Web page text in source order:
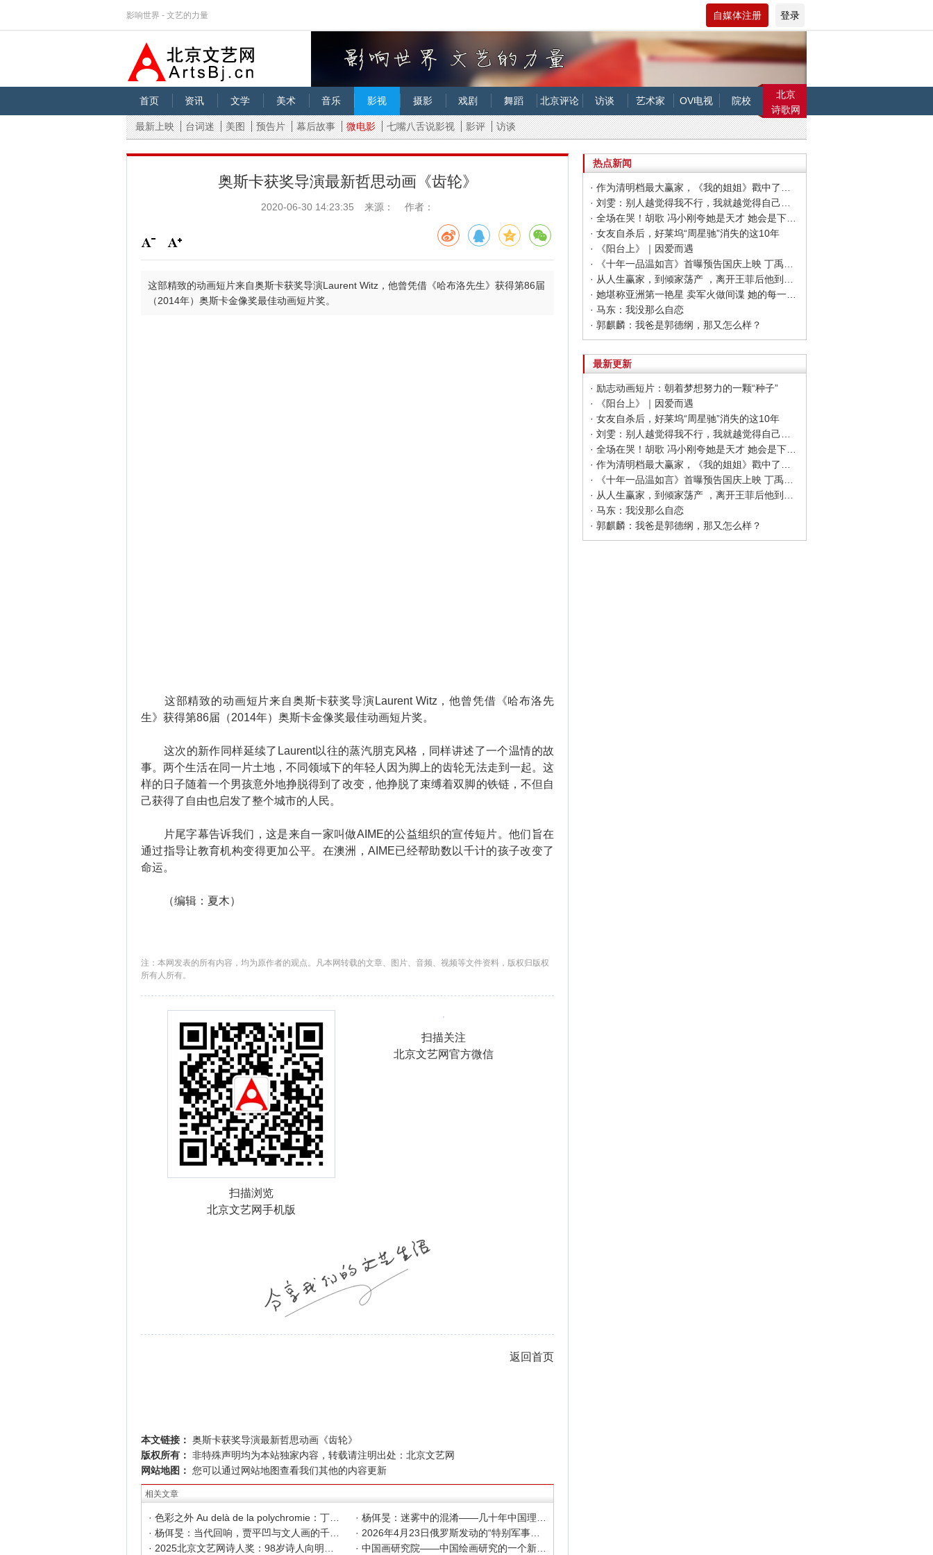
影响世界 - 文艺的力量 自媒体注册 登录
首页 资讯 文学 美术 音乐 影视 摄影 戏剧 舞蹈 北京评论 访谈 艺术家 OV电视 院校
北京
诗歌网
最新上映
台词迷 美图 预告片 幕后故事 微电影 七嘴八舌说影视 影评 访谈
奥斯卡获奖导演最新哲思动画《齿轮》
2020-06-30 14:23:35 来源： 作者：
这部精致的动画短片来自奥斯卡获奖导演Laurent Witz，他曾凭借《哈布洛先生》获得第86届
（2014年）奥斯卡金像奖最佳动画短片奖。
这部精致的动画短片来自奥斯卡获奖导演Laurent Witz，他曾凭借《哈布洛先
生》获得第86届（2014年）奥斯卡金像奖最佳动画短片奖。
这次的新作同样延续了Laurent以往的蒸汽朋克风格，同样讲述了一个温情的故
事。两个生活在同一片土地，不同领域下的年轻人因为脚上的齿轮无法走到一起。这
样的日子随着一个男孩意外地挣脱得到了改变，他挣脱了束缚着双脚的铁链，不但自
己获得了自由也启发了整个城市的人民。
片尾字幕告诉我们，这是来自一家叫做AIME的公益组织的宣传短片。他们旨在
通过指导让教育机构变得更加公平。在澳洲，AIME已经帮助数以千计的孩子改变了
命运。
（编辑：夏木）
注：本网发表的所有内容，均为原作者的观点。凡本网转载的文章、图片、音频、视频等文件资料，版权归版权
所有人所有。
扫描浏览
北京文艺网手机版
扫描关注
北京文艺网官方微信
返回首页
本文链接： 奥斯卡获奖导演最新哲思动画《齿轮》
版权所有： 非特殊声明均为本站独家内容，转载请注明出处： 北京文艺网
网站地图： 您可以通过网站地图查看我们其他的内容更新
相关文章
· 2026年4月23日俄罗斯发动的“特别军事行动”已进入第5个年头，俄乌局势最新综述
· 中国画研究院——中国绘画研究的一个新开篇
热点新闻
· 全场在哭！胡歌 冯小刚夸她是天才 她会是下一个00后影后吗
· 女友自杀后，好莱坞“周星驰”消失的这10年
· 《阳台上》｜因爱而遇
· 她堪称亚洲第一艳星 卖军火做间谍 她的每一件衣服从不白脱
· 马东：我没那么自恋
· 郭麒麟：我爸是郭德纲，那又怎么样？
最新更新
· 励志动画短片：朝着梦想努力的一颗“种子”
· 《阳台上》｜因爱而遇
· 女友自杀后，好莱坞“周星驰”消失的这10年
· 全场在哭！胡歌 冯小刚夸她是天才 她会是下一个00后影后吗
· 马东：我没那么自恋
· 郭麒麟：我爸是郭德纲，那又怎么样？